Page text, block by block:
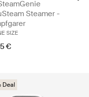
Steamer -
SIZE
€
Deal